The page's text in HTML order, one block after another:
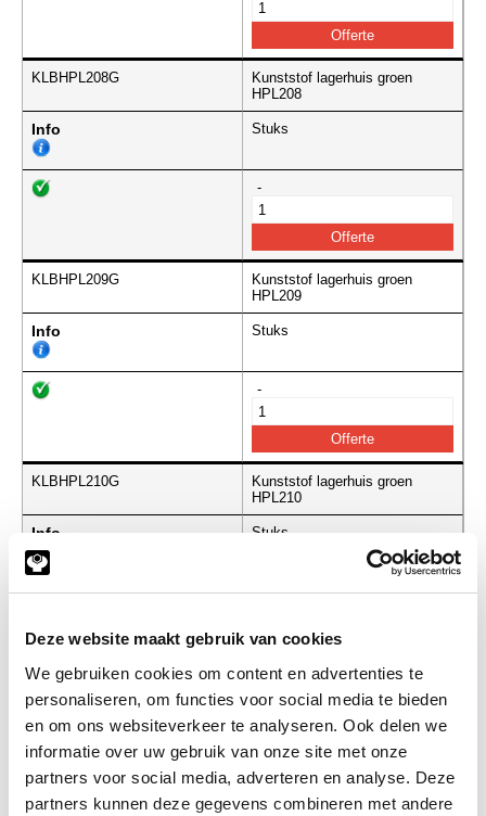
Deze website maakt gebruik van cookies
We gebruiken cookies om content en advertenties te
personaliseren, om functies voor social media te bieden
en om ons websiteverkeer te analyseren. Ook delen we
informatie over uw gebruik van onze site met onze
partners voor social media, adverteren en analyse. Deze
partners kunnen deze gegevens combineren met andere
KLBHPL208G
Kunststof lagerhuis groen
HPL208
Info Stuks
-
KLBHPL209G
Kunststof lagerhuis groen
HPL209
Info Stuks
-
KLBHPL210G
Kunststof lagerhuis groen
HPL210
Info Stuks
-
KLBHPL211G
Kunststof lagerhuis groen
HPL211
Info Stuks